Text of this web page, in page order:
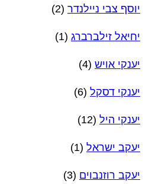
יוסף צבי ניילנדר (2)
יחיאל זילברברג (1)
יענקי אויש (4)
יענקי דסקל (6)
יענקי היל (12)
יעקב ישראל (1)
יעקב רוזנבוים (3)